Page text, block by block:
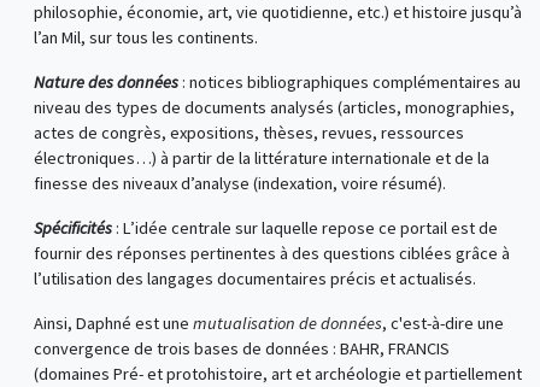
philosophie, économie, art, vie quotidienne, etc.) et histoire jusqu’à
l’an Mil, sur tous les continents.
Nature des données: notices bibliographiques complémentaires au
niveau des types de documents analysés (articles, monographies,
actes de congrès, expositions, thèses, revues, ressources
électroniques…) à partir de la littérature internationale et de la
finesse des niveaux d’analyse (indexation, voire résumé).
Spécificités: L’idée centrale sur laquelle repose ce portail est de
fournir des réponses pertinentes à des questions ciblées grâce à
l’utilisation des langages documentaires précis et actualisés.
Ainsi, Daphné est une mutualisation de données, c'est-à-dire une
convergence de trois bases de données : BAHR, FRANCIS
(domaines Pré- et protohistoire, art et archéologie et partiellement